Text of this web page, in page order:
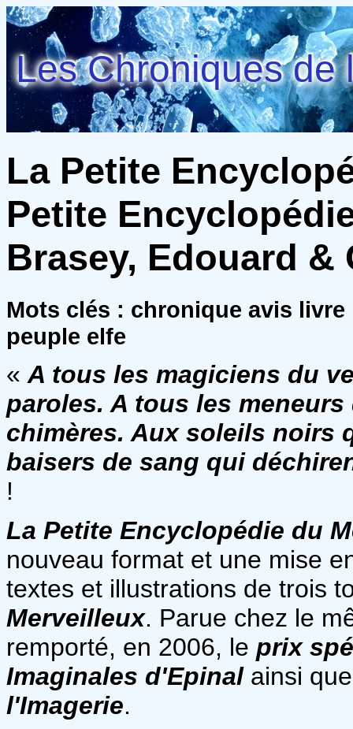
Les Chroniques de
La Petite
Petite
Brasey, Edouard &
Mots clés : chronique avis
peuple elfe
« A tous les magiciens du
paroles. A tous les
chimères. Aux soleils noirs
baisers de sang qui
!
La Petite Encyclopédie du
nouveau format et une mise
textes et illustrations de trois
Merveilleux. Parue chez le
remporté, en 2006, le prix
Imaginales d'Epinalainsi
l'Imagerie.